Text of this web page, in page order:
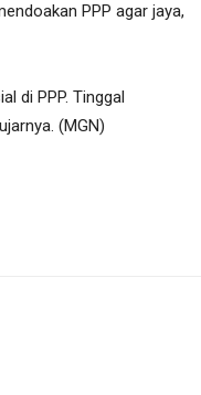
PPP agar jaya,
di PPP. Tinggal
(MGN)